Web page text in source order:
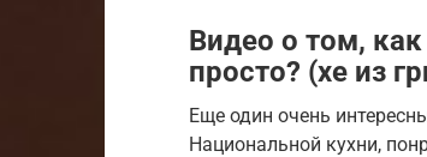
Видео о том,
просто? (хе из
Еще один очень
Национальной кухни,